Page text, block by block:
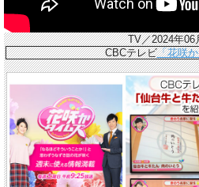
TV／2024年06
CBCテレビ「花咲